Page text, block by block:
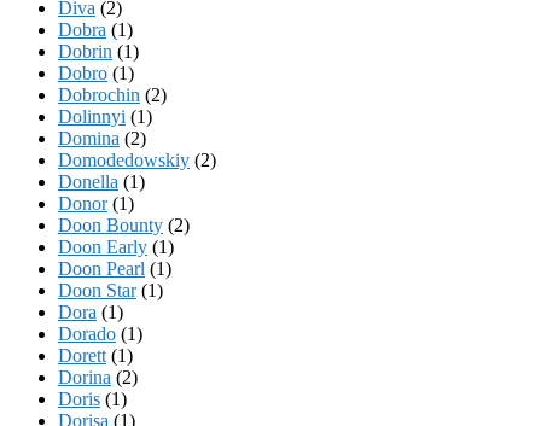
Diva (2)
Dobra (1)
Dobrin (1)
Dobro (1)
Dobrochin (2)
Dolinnyi (1)
Domina (2)
Domodedowskiy (2)
Donella (1)
Donor(1)
Doon Bounty (2)
Doon Early (1)
Doon Pearl (1)
Doon Star(1)
Dora (1)
Dorado (1)
Dorett (1)
Dorina (2)
Doris (1)
Dorisa (1)